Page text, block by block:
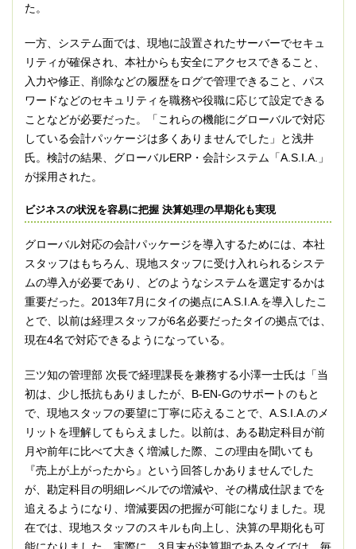
た。
一方、システム面では、現地に設置されたサーバーでセキュ
リティが確保され、本社からも安全にアクセスできること、
入力や修正、削除などの履歴をログで管理できること、パス
ワードなどのセキュリティを職務や役職に応じて設定できる
ことなどが必要だった。「これらの機能にグローバルで対応
している会計パッケージは多くありませんでした」と浅井
氏。検討の結果、グローバルERP・会計システム「A.S.I.A.」
が採用された。
ビジネスの状況を容易に把握 決算処理の早期化も実現
グローバル対応の会計パッケージを導入するためには、本社
スタッフはもちろん、現地スタッフに受け入れられるシステ
ムの導入が必要であり、どのようなシステムを選定するかは
重要だった。2013年7月にタイの拠点にA.S.I.A.を導入したこ
とで、以前は経理スタッフが6名必要だったタイの拠点では、
現在4名で対応できるようになっている。
三ツ知の管理部 次長で経理課長を兼務する小澤一士氏は「当
初は、少し抵抗もありましたが、B-EN-Gのサポートのもと
で、現地スタッフの要望に丁寧に応えることで、A.S.I.A.のメ
リットを理解してもらえました。以前は、ある勘定科目が前
月や前年に比べて大きく増減した際、この理由を聞いても
『売上が上がったから』という回答しかありませんでした
が、勘定科目の明細レベルでの増減や、その構成仕訳までを
追えるようになり、増減要因の把握が可能になりました。現
在では、現地スタッフのスキルも向上し、決算の早期化も可